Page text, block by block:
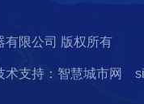
有限公司 版权所有
术支持：智慧城市网